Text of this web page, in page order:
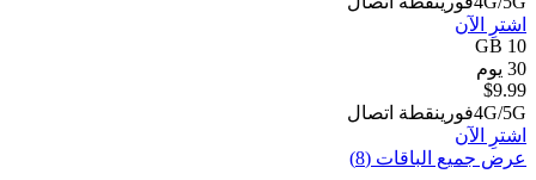
اشترِ الآن
10 GB
30 يوم
$9.99
4G/5Gفورينقطة اتصال
اشترِ الآن
عرض جميع الباقات (8)